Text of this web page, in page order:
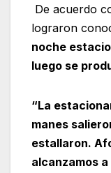
De acuerdo
lograron
noche
luego se
“La
manes
estallaron.
alcanzamos